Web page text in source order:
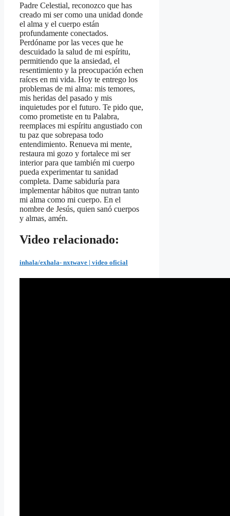
Padre Celestial, reconozco que has
creado mi ser como una unidad donde
el alma y el cuerpo están
profundamente conectados.
Perdóname por las veces que he
descuidado la salud de mi espíritu,
permitiendo que la ansiedad, el
resentimiento y la preocupación echen
raíces en mi vida. Hoy te entrego los
problemas de mi alma: mis temores,
mis heridas del pasado y mis
inquietudes por el futuro. Te pido que,
como prometiste en tu Palabra,
reemplaces mi espíritu angustiado con
tu paz que sobrepasa todo
entendimiento. Renueva mi mente,
restaura mi gozo y fortalece mi ser
interior para que también mi cuerpo
pueda experimentar tu sanidad
completa. Dame sabiduría para
implementar hábitos que nutran tanto
mi alma como mi cuerpo. En el
nombre de Jesús, quien sanó cuerpos
y almas, amén.
Video relacionado:
inhala/exhala- nxtwave | video oficial